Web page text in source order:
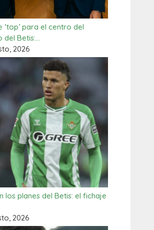
‘top’ para el centro del
del Betis:…
2026
los planes del Betis: el fichaje
2026